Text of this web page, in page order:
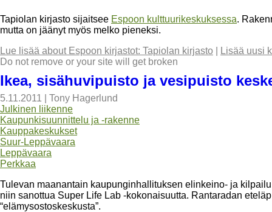
Tapiolan kirjasto sijaitsee Espoon kulttuurikeskuksessa.
mutta on jäänyt myös melko pieneksi.
Lue lisää about Espoon kirjastot: Tapiolan kirjasto
Lisää uusi
Do not remove or your site will get broken
Ikea, sisähuvipuisto ja vesipuisto
5.11.2011
Tony Hagerlund
Julkinen liikenne
Kaupunkisuunnittelu ja -rakenne
Kauppakeskukset
Suur-Leppävaara
Leppävaara
Perkkaa
Tulevan maanantain kaupunginhallituksen elinkeino- ja
niin sanottua Super Life Lab -kokonaisuutta. Rantaradan
“elämysostoskeskusta”.